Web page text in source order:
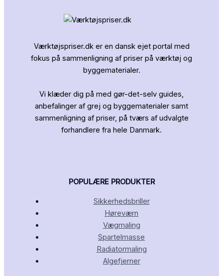
Værktøjspriser.dk er en dansk ejet portal med
fokus på sammenligning af priser på værktøj og
byggematerialer.
Vi klæder dig på med gør-det-selv guides,
anbefalinger af grej og byggematerialer samt
sammenligning af priser, på tværs af udvalgte
forhandlere fra hele Danmark.
POPULÆRE PRODUKTER
Sikkerhedsbriller
Høreværn
Vægmaling
Spartelmasse
Radiatormaling
Algefjerner